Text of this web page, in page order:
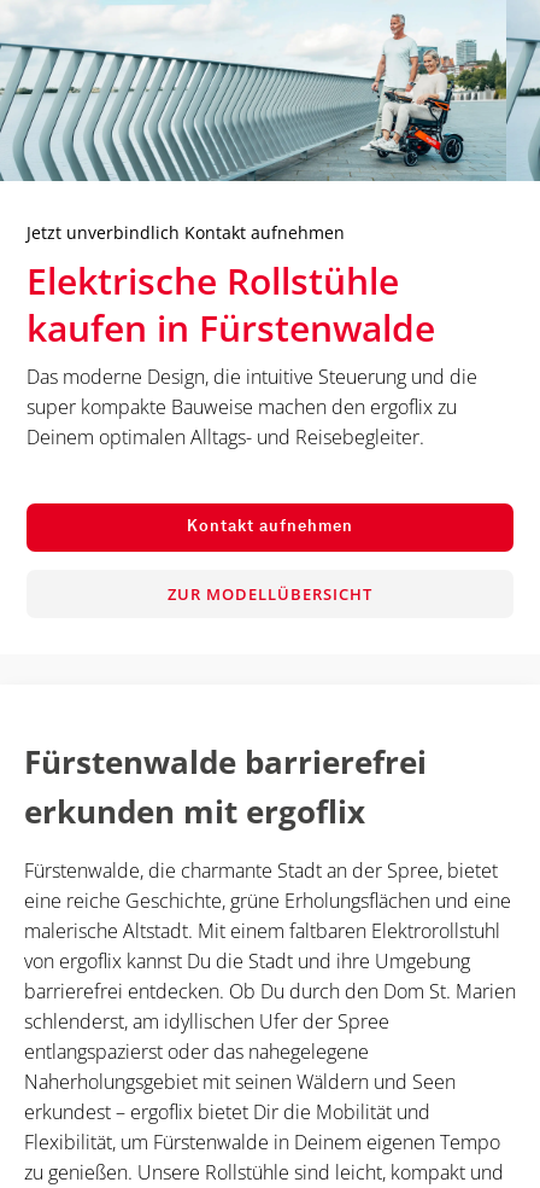
Jetzt unverbindlich Kontakt aufnehmen
Elektrische Rollstühle
kaufen in Fürstenwalde
Das moderne Design, die intuitive Steuerung und die
super kompakte Bauweise machen den ergoflix zu
Deinem optimalen Alltags- und Reisebegleiter.
Kontakt aufnehmen
ZUR MODELLÜBERSICHT
Fürstenwalde barrierefrei
erkunden mit ergoflix
Fürstenwalde, die charmante Stadt an der Spree, bietet
eine reiche Geschichte, grüne Erholungsflächen und eine
malerische Altstadt. Mit einem faltbaren Elektrorollstuhl
von ergoflix kannst Du die Stadt und ihre Umgebung
barrierefrei entdecken. Ob Du durch den Dom St. Marien
schlenderst, am idyllischen Ufer der Spree
entlangspazierst oder das nahegelegene
Naherholungsgebiet mit seinen Wäldern und Seen
erkundest – ergoflix bietet Dir die Mobilität und
Flexibilität, um Fürstenwalde in Deinem eigenen Tempo
zu genießen. Unsere Rollstühle sind leicht, kompakt und